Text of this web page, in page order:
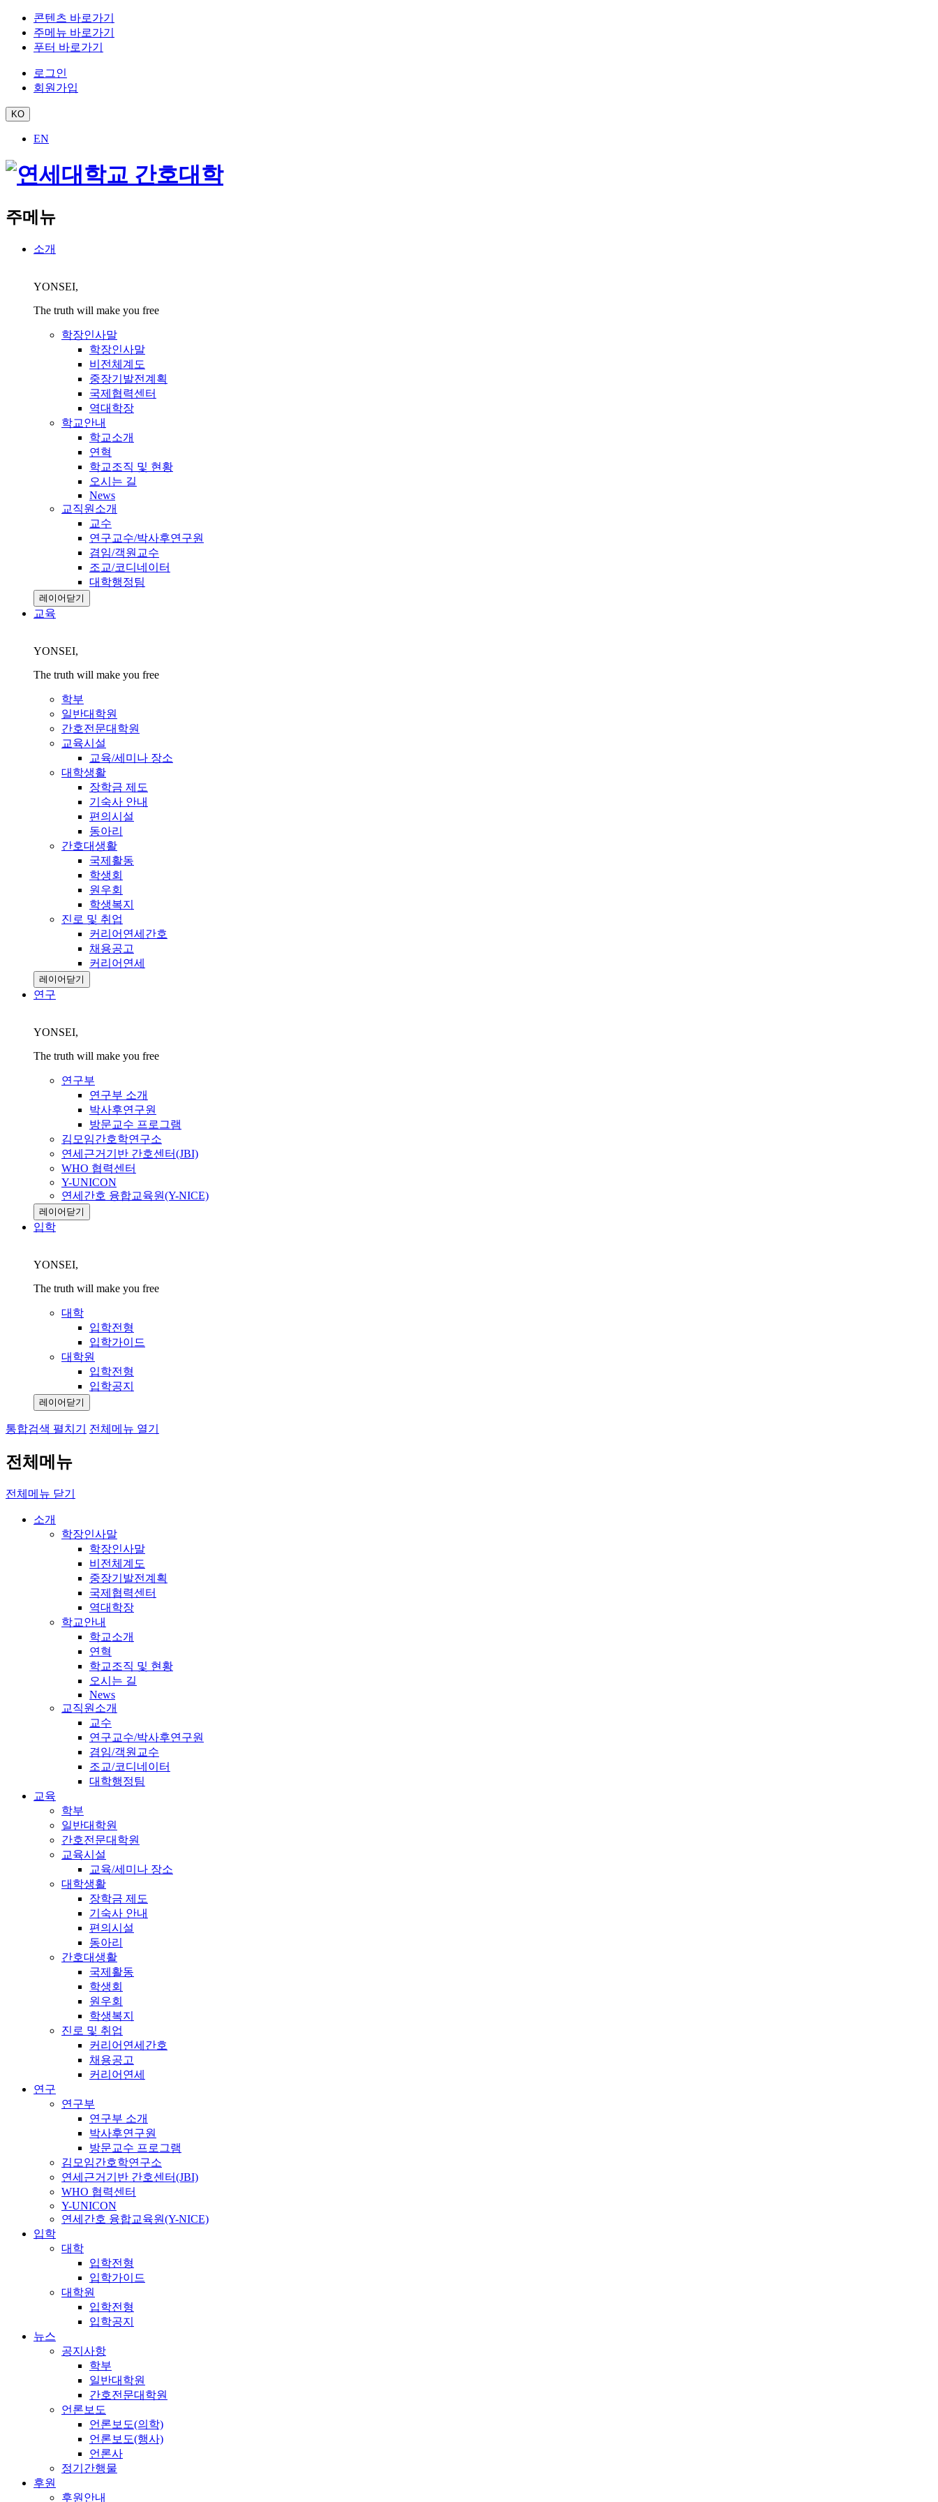
콘텐츠 바로가기
주메뉴 바로가기
푸터 바로가기
로그인
회원가입
KO
EN
주메뉴
소개
YONSEI,
The truth will make you free
학장인사말
학장인사말
비전체계도
중장기발전계획
국제협력센터
역대학장
학교안내
학교소개
연혁
학교조직 및 현황
오시는 길
News
교직원소개
교수
연구교수/박사후연구원
겸임/객원교수
조교/코디네이터
대학행정팀
레이어닫기
교육
YONSEI,
The truth will make you free
학부
일반대학원
간호전문대학원
교육시설
교육/세미나 장소
대학생활
장학금 제도
기숙사 안내
편의시설
동아리
간호대생활
국제활동
학생회
원우회
학생복지
진로 및 취업
커리어연세간호
채용공고
커리어연세
레이어닫기
연구
YONSEI,
The truth will make you free
연구부
연구부 소개
박사후연구원
방문교수 프로그램
김모임간호학연구소
연세근거기반 간호센터(JBI)
WHO 협력센터
Y-UNICON
연세간호 융합교육원(Y-NICE)
레이어닫기
입학
YONSEI,
The truth will make you free
대학
입학전형
입학가이드
대학원
입학전형
입학공지
레이어닫기
통합검색 펼치기 전체메뉴 열기
전체메뉴
전체메뉴 닫기
소개
학장인사말
학장인사말
비전체계도
중장기발전계획
국제협력센터
역대학장
학교안내
학교소개
연혁
학교조직 및 현황
오시는 길
News
교직원소개
교수
연구교수/박사후연구원
겸임/객원교수
조교/코디네이터
대학행정팀
교육
학부
일반대학원
간호전문대학원
교육시설
교육/세미나 장소
대학생활
장학금 제도
기숙사 안내
편의시설
동아리
간호대생활
국제활동
학생회
원우회
학생복지
진로 및 취업
커리어연세간호
채용공고
커리어연세
연구
연구부
연구부 소개
박사후연구원
방문교수 프로그램
김모임간호학연구소
연세근거기반 간호센터(JBI)
WHO 협력센터
Y-UNICON
연세간호 융합교육원(Y-NICE)
입학
대학
입학전형
입학가이드
대학원
입학전형
입학공지
뉴스
공지사항
학부
일반대학원
간호전문대학원
언론보도
언론보도(의학)
언론보도(행사)
언론사
정기간행물
후원
후원안내